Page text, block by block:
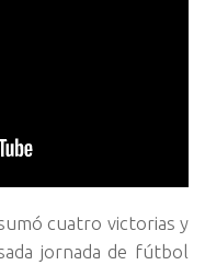
cuatro victorias y
jornada de fútbol